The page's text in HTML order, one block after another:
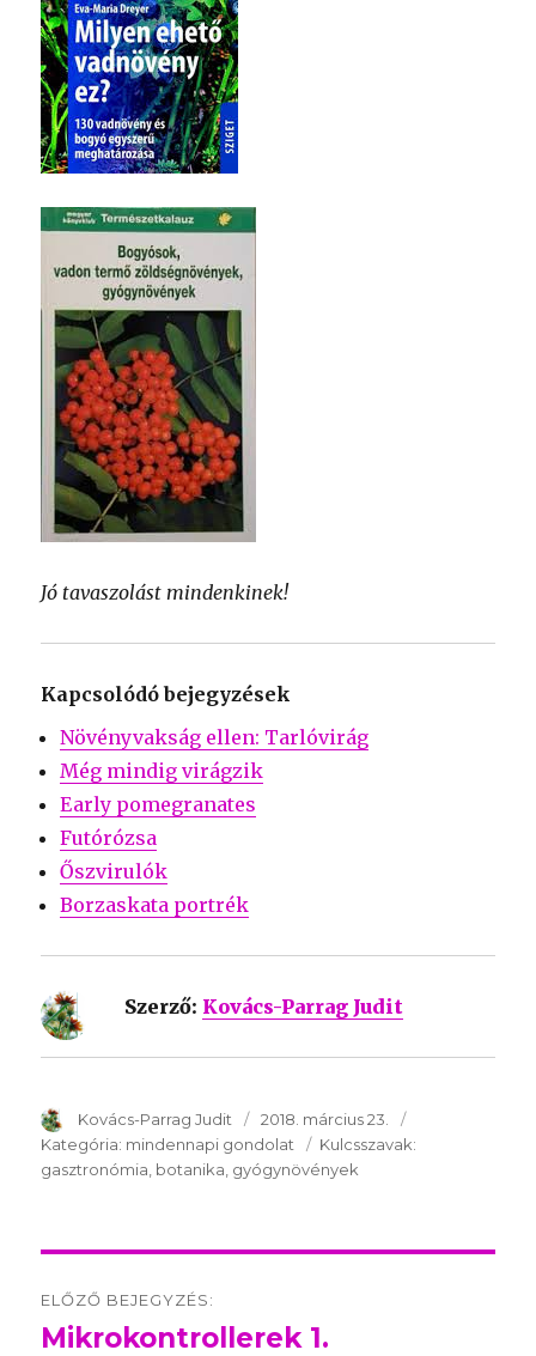
Jó tavaszolást mindenkinek!
Kapcsolódó bejegyzések
Növényvakság ellen: Tarlóvirág
Még mindig virágzik
Early pomegranates
Futórózsa
Őszvirulók
Borzaskata portrék
Szerző: Kovács-Parrag Judit
SzerzÅ
Kovács-Parrag Judit Közzétéve:
2018. március 23.
Kategória: Kategória:
mindennapi gondolat Kulcsszavak:
gasztronómia botanika gyógynövények
navigation
ELŐZŐ BEJEGYZÉS:
Előző
Mikrokontrollerek 1.